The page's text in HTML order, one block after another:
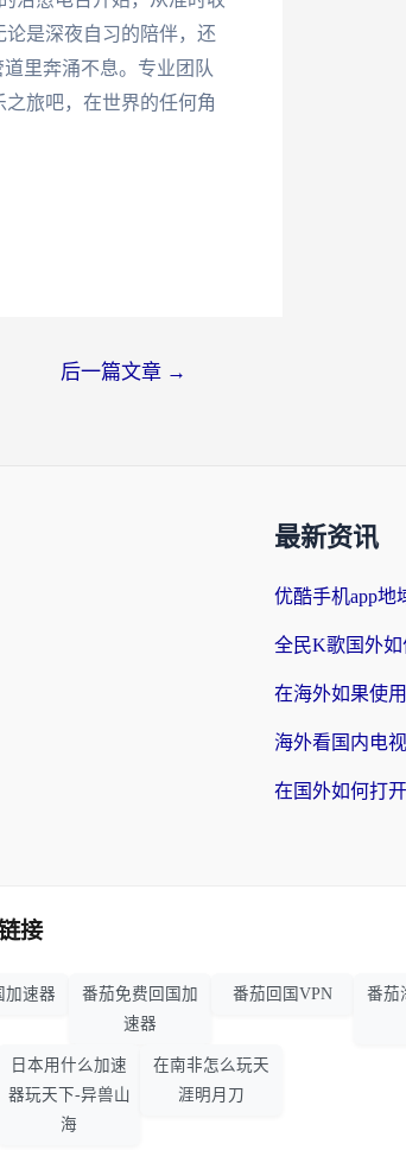
是深夜自习的陪伴，还
里奔涌不息。专业团队
旅吧，在世界的任何角
后一篇文章 →
最新资讯
接
加速器
番茄免费回国加
速器
番茄回国VPN
番茄
日本用什么加速
器玩天下-异兽山
海
在南非怎么玩天
涯明月刀